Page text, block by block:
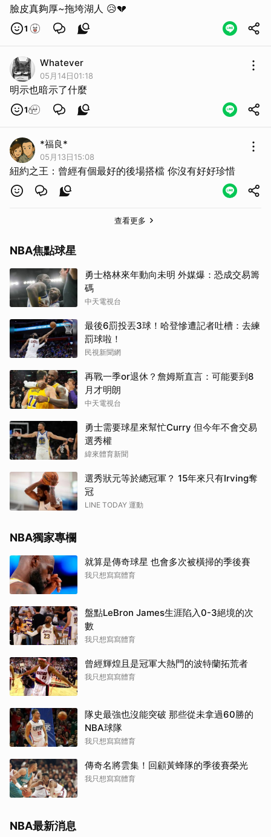
臉皮真夠厚~拖垮湖人 😥💔
1
Whatever
05月14日01:18
明示也暗示了什麼
1
*福良*
05月13日15:08
紐約之王：曾經有個最好的後場搭檔 你沒有好好珍惜
查看更多
NBA焦點球星
勇士格林來年動向未明 外媒爆：恐成交易籌
碼
中天電視台
最後6罰投丟3球！哈登慘遭記者吐槽：去練
罰球啦！
民視新聞網
再戰一季or退休？詹姆斯直言：可能要到8
月才明朗
中天電視台
勇士需要球星來幫忙Curry 但今年不會交易
選秀權
緯來體育新聞
選秀狀元等於總冠軍？ 15年來只有Irving奪
冠
LINE TODAY 運動
NBA獨家專欄
就算是傳奇球星 也會多次被橫掃的季後賽
我只想寫寫體育
盤點LeBron James生涯陷入0-3絕境的次
數
我只想寫寫體育
曾經輝煌且是冠軍大熱門的波特蘭拓荒者
我只想寫寫體育
隊史最強也沒能突破 那些從未拿過60勝的
NBA球隊
我只想寫寫體育
傳奇名將雲集！回顧黃蜂隊的季後賽榮光
我只想寫寫體育
NBA最新消息